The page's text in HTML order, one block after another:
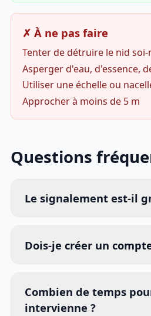
✗ À ne pas faire
Tenter de détruire le nid soi-
Asperger d'eau, d'essence,
Utiliser une échelle ou
Approcher à moins de 5 m
Questions
Le signalement est-il
Dois-je créer un
Combien de temps
intervienne ?